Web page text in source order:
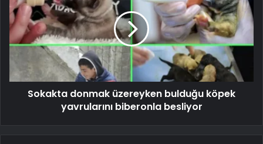
Sokakta donmak üzereyken bulduğu köpek
yavrularını biberonla besliyor